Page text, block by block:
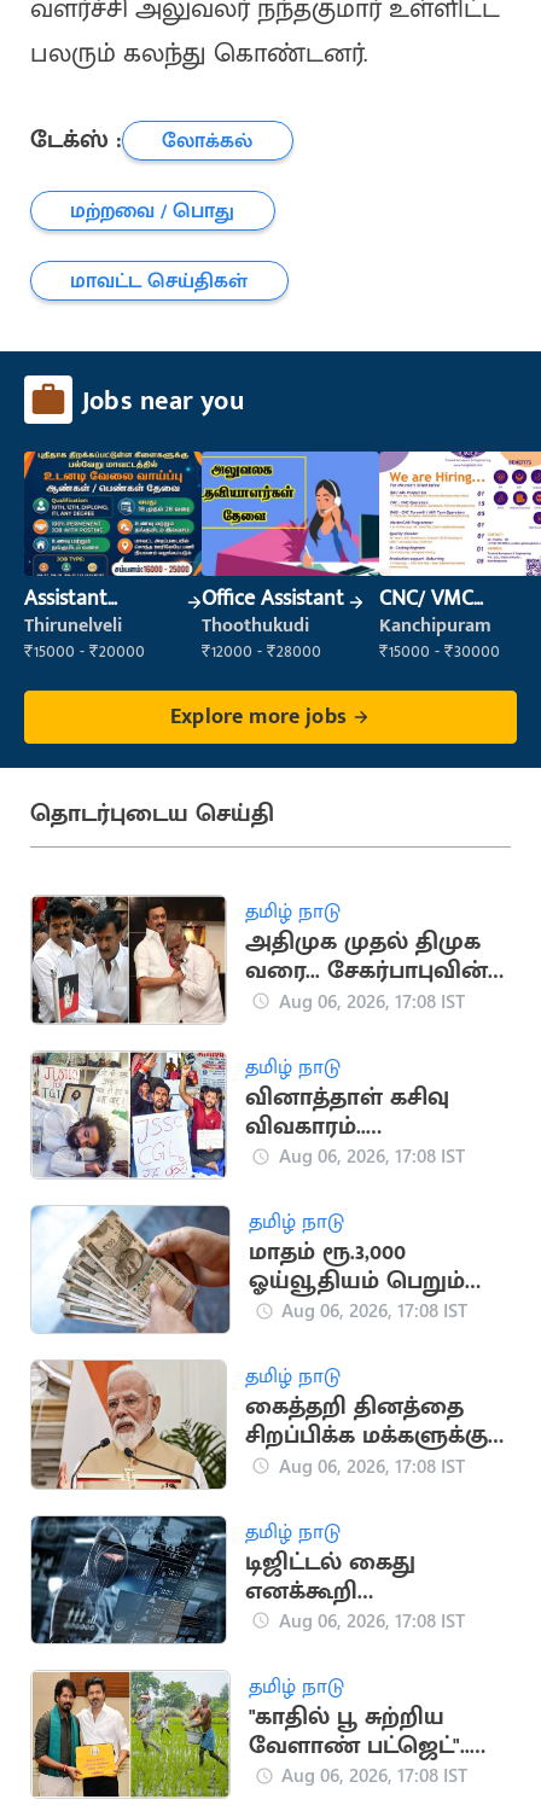
வளர்ச்சி அலுவலர் நந்தகுமார் உள்ளிட்ட
பலரும் கலந்து கொண்டனர்.
டேக்ஸ் :
லோக்கல்
மற்றவை / பொது
மாவட்ட செய்திகள்
Jobs near you
Assistant
Manager
Thirunelveli
₹15000 - ₹20000
Office Assistant
Thoothukudi
₹12000 - ₹28000
CNC/ VMC
Operator
Kanchipuram
₹15000 - ₹30000
Explore more jobs
தொடர்புடைய செய்தி
தமிழ் நாடு
அதிமுக முதல் திமுக
வரை... சேகர்பாபுவின்
அரசியல் பயணம்
Aug 06, 2026, 17:08 IST
தமிழ் நாடு
வினாத்தாள் கசிவு
விவகாரம்..
ஜார்க்கண்டில் 13-வது
உண்ணாவிரதம்
Aug 06, 2026, 17:08 IST
தமிழ் நாடு
மாதம் ரூ.3,000
ஓய்வூதியம் பெறும்
அரசு திட்டம்
Aug 06, 2026, 17:08 IST
தமிழ் நாடு
கைத்தறி தினத்தை
சிறப்பிக்க மக்களுக்கு
பிரதமர் மோடி
Aug 06, 2026, 17:08 IST
தமிழ் நாடு
டிஜிட்டல் கைது
எனக்கூறி
முதியவரிடம் ரூ.46.50
Aug 06, 2026, 17:08 IST
தமிழ் நாடு
"காதில் பூ சுற்றிய
வேளாண் பட்ஜெட்"..
காவிரி டெல்டா
Aug 06, 2026, 17:08 IST